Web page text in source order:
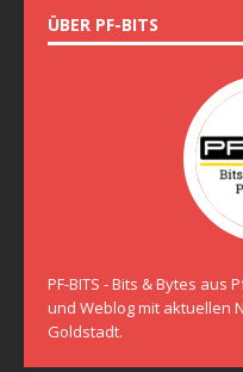
ÜBER PF-BITS
PF-BITS - Bits & Bytes aus
und Weblog mit aktuellen
Goldstadt.